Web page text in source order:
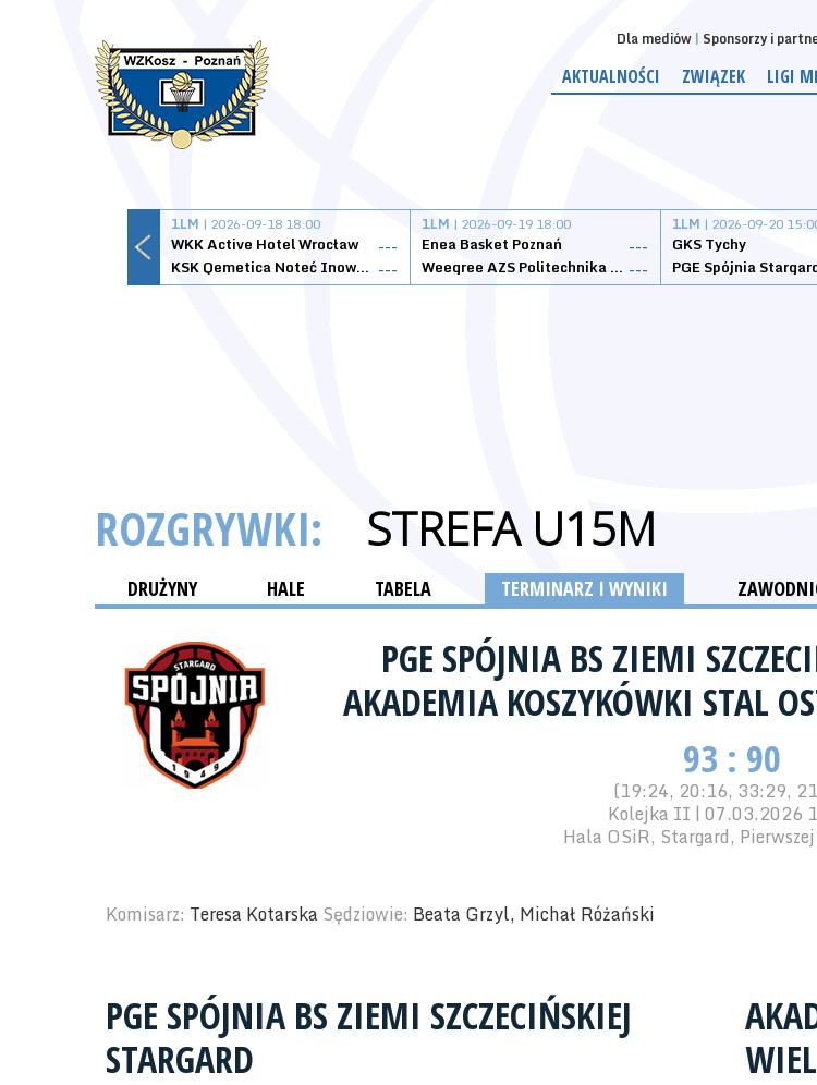
Dla mediów Sponsorzy i
AKTUALNOŚCI ZWIĄZEK LIGI
1LM | 2026-09-18 18:00
WKK Active Hotel Wrocław
---
KSK Qemetica Noteć Inowrocław ---
1LM | 2026-09-19 18:00
Enea Basket Poznań
---
Weegree AZS Politechnika Opolska ---
1LM | 2026-09-20
GKS Tychy
PGE Spójnia
ROZGRYWKI: STREFA U15M
DRUŻYNY HALE TABELA TERMINARZ I WYNIKI
PGE SPÓJNIA BS ZIEMI
AKADEMIA KOSZYKÓWKI STAL
93 : 90
(19:24, 20:16, 33:29,
Kolejka II | 07.03.2026
Hala OSiR, Stargard,
Komisarz: Teresa Kotarska Sędziowie: Beata Grzyl, Michał Różański
PGE SPÓJNIA BS ZIEMI SZCZECIŃSKIEJ
STARGARD